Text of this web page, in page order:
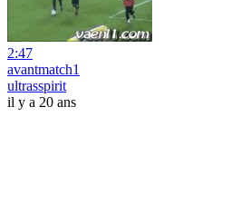
2:47
avantmatch1
ultrasspirit
il y a 20 ans